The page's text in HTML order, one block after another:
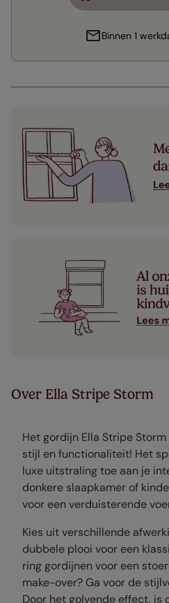
Binnen 1
Over Ella Stripe Storm
Het gordijn Ella Stripe
stijl en functionaliteit! Het
luxe uitstraling toe aan je
donkere slaapkamer of
voor een verduisterende
Kies uit verschillende
dubbele plooi voor een
ring gordijnen voor een
make-over? Ga voor de
Door het golvende effect,